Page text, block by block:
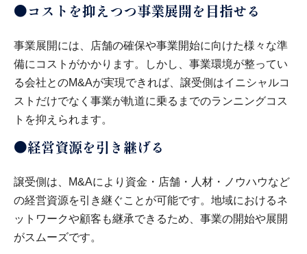
●コストを抑えつつ事業展開を目指せる
事業展開には、店舗の確保や事業開始に向けた様々な準
備にコストがかかります。しかし、事業環境が整ってい
る会社とのM&Aが実現できれば、譲受側はイニシャルコ
ストだけでなく事業が軌道に乗るまでのランニングコス
トを抑えられます。
●経営資源を引き継げる
譲受側は、M&Aにより資金・店舗・人材・ノウハウなど
の経営資源を引き継ぐことが可能です。地域におけるネ
ットワークや顧客も継承できるため、事業の開始や展開
がスムーズです。